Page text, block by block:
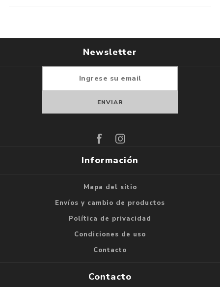
Newsletter
Información
Mapa del sitio
Envíos y cambio de productos
Política de privacidad
Condiciones de uso
Contacto
Contacto